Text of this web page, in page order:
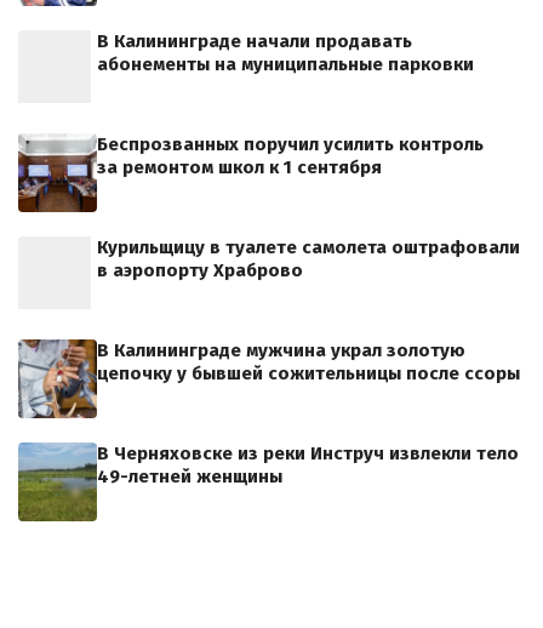
В Калининграде начали продавать
абонементы на муниципальные парковки
Беспрозванных поручил усилить контроль
за ремонтом школ к 1 сентября
Курильщицу в туалете самолета оштрафовали
в аэропорту Храброво
В Калининграде мужчина украл золотую
цепочку у бывшей сожительницы после ссоры
В Черняховске из реки Инструч извлекли тело
49-летней женщины